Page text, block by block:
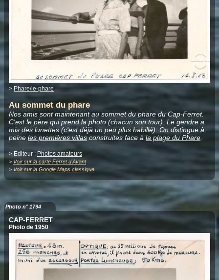
> Phare/le-phare
Au sommet du phare
Nos amis sont maintenant au sommet du phare du Cap-Ferret.
C'est le père qui prend la photo (chacun son tour). Le gendre a
mis des lunettes (c'est déjà un peu plus habillé). On distingue à
peine les premières villasconstruites face à la plage du Phare
> Editeur : Photos amateurs
> Voir sur la carte Ferret d'Avant
> Voir sur la Google Maps classique
Photo n° 1794
CAP-FERRET
Photo de 1950